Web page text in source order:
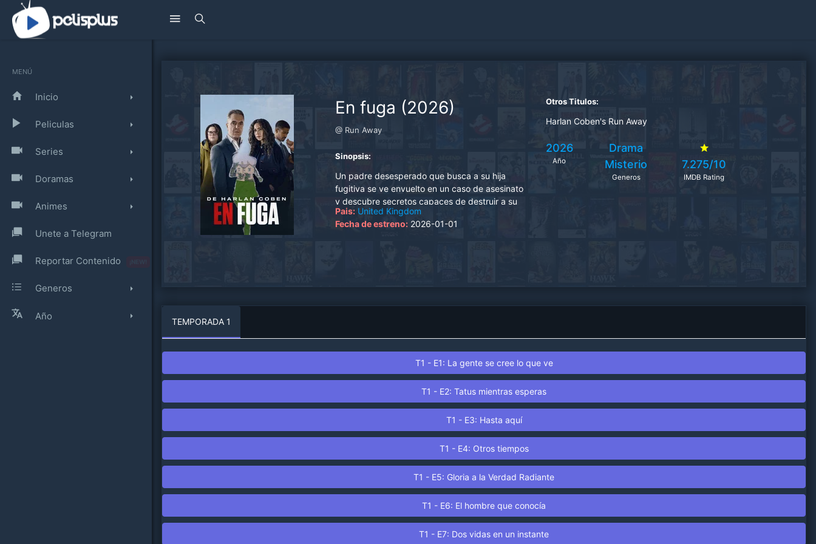
MENÚ
Inicio
Peliculas
Series
Doramas
Animes
Unete a Telegram
Reportar Contenido
Generos
Año
En fuga (2026)
@ Run Away
Sinopsis:
Un padre desesperado que busca a su hija
fugitiva se ve envuelto en un caso de asesinato
y descubre secretos capaces de destruir a su
familia para siempre..
Pais: United Kingdom
Fecha de estreno: 2026-01-01
Otros Titulos:
Harlan Coben's Run Away
2026
Año
Drama
Misterio
Generos
7.275/10
IMDB Rating
TEMPORADA 1
T1 - E1: La gente se cree lo que ve
T1 - E2: Tatus mientras esperas
T1 - E3: Hasta aquí
T1 - E4: Otros tiempos
T1 - E5: Gloria a la Verdad Radiante
T1 - E6: El hombre que conocía
T1 - E7: Dos vidas en un instante